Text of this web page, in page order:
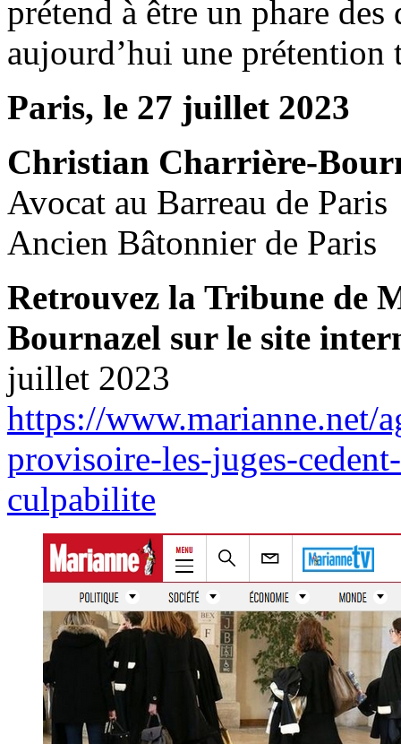
prétend à être un phare
aujourd’hui une prétention
Paris, le 27 juillet 2023
Christian Charrière-
Avocat au Barreau de Paris
Ancien Bâtonnier de Paris
Retrouvez la Tribune de
Bournazel sur le site
juillet 2023
https://www.marianne.net/
provisoire-les-juges-
culpabilite